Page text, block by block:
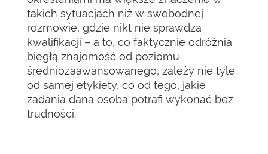
takich sytuacjach niż w swobodnej
rozmowie, gdzie nikt nie sprawdza
kwalifikacji – a to, co faktycznie odróżnia
biegłą znajomość od poziomu
średniozaawansowanego, zależy nie tyle
od samej etykiety, co od tego, jakie
zadania dana osoba potrafi wykonać bez
trudności.